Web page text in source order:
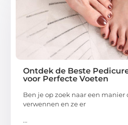
Ontdek de Beste
voor Perfecte Voeten
Ben je op zoek naar een manier
verwennen en ze er
...